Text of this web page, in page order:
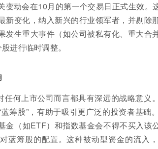
变动会在10月的第一个交易日正式生效。
新变化，纳入新兴的行业领军者，并剔除
发生重大事件（如公司被私有化、重大合
进行临时调整。
任何上市公司而言都具有深远的战略意义
筹股”，有助于吸引更广泛的投资者基础
金（如ETF）和指数基金会不得不买入该
蓝筹股的配置。这种被动型资金的流入